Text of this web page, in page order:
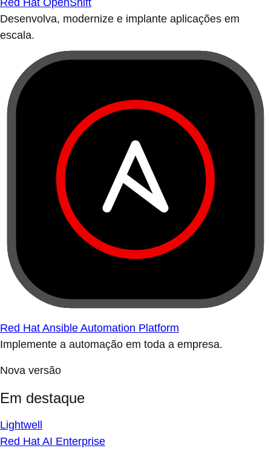
Red Hat OpenShift
Desenvolva, modernize e implante aplicações em
escala.
Red Hat Ansible Automation Platform
Implemente a automação em toda a empresa.
Nova versão
Em destaque
Lightwell
Red Hat AI Enterprise